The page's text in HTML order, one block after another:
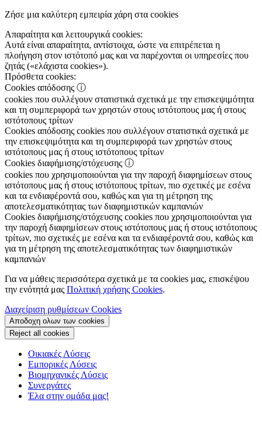
Ζήσε μια καλύτερη εμπειρία χάρη στα cookies
Απαραίτητα και λειτουργικά cookies:
Αυτά είναι απαραίτητα, αντίστοιχα, ώστε να επιτρέπεται η
πλοήγηση στον ιστότοπό μας και να παρέχονται οι υπηρεσίες που
ζητάς («ελάχιστα cookies»).
Πρόσθετα cookies:
Cookies απόδοσης ⓘ
cookies που συλλέγουν στατιστικά σχετικά με την επισκεψιμότητα
και τη συμπεριφορά των χρηστών στους ιστότοπους μας ή στους
ιστότοπους τρίτων
Cookies απόδοσης cookies που συλλέγουν στατιστικά σχετικά με
την επισκεψιμότητα και τη συμπεριφορά των χρηστών στους
ιστότοπους μας ή στους ιστότοπους τρίτων
Cookies διαφήμισης/στόχευσης ⓘ
cookies που χρησιμοποιούνται για την παροχή διαφημίσεων στους
ιστότοπους μας ή στους ιστότοπους τρίτων, πιο σχετικές με εσένα
και τα ενδιαφέροντά σου, καθώς και για τη μέτρηση της
αποτελεσματικότητας των διαφημιστικών καμπανιών
Cookies διαφήμισης/στόχευσης cookies που χρησιμοποιούνται για
την παροχή διαφημίσεων στους ιστότοπους μας ή στους ιστότοπους
τρίτων, πιο σχετικές με εσένα και τα ενδιαφέροντά σου, καθώς και
για τη μέτρηση της αποτελεσματικότητας των διαφημιστικών
καμπανιών
Για να μάθεις περισσότερα σχετικά με τα cookies μας, επισκέψου
την ενότητά μας Πολιτική χρήσης Cookies.
Διαχείριση ρυθμίσεων Cookies
Αποδοχη ολων των cookies
Reject all cookies
Οικιακές Λύσεις
Εμπορικές Λύσεις
Βιομηχανικές Λύσεις
Συνεργάτες
Έλα στην ομάδα μας!